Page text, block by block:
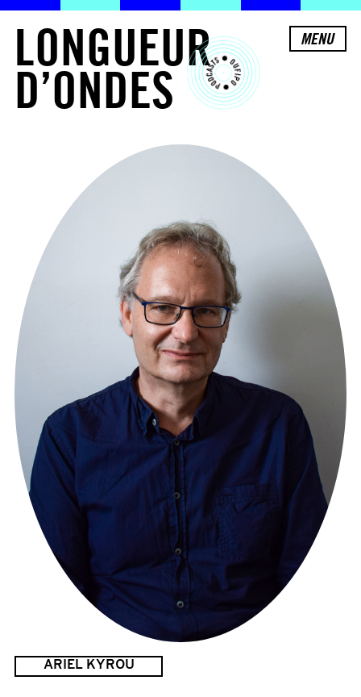
LONGUEUR
D’ONDES
MENU
ARIEL KYROU